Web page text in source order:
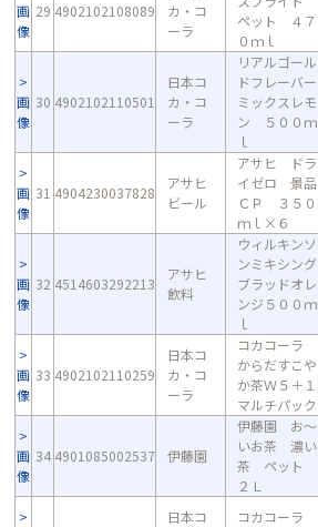
画
像
29 4902102108089
カ・コ
ーラ
ペット ４７
０ｍｌ
画
像
30 4902102110501
日本コ
カ・コ
ーラ
リアルゴール
ドフレーバー
ミックスレモ
ン ５００ｍ
ｌ
画
像
31 4904230037828
アサヒ
ビール
アサヒ ドラ
イゼロ 景品
ＣＰ ３５０
ｍｌ×６
画
像
32 4514603292213
アサヒ
飲料
ウィルキンソ
ンミキシング
ブラッドオレ
ンジ５００ｍ
ｌ
画
像
33 4902102110259
日本コ
カ・コ
ーラ
コカコーラ
からだすこや
か茶Ｗ５＋１
マルチパック
画
像
34 4901085002537 伊藤園
伊藤園 お～
いお茶 濃い
茶 ペット
２Ｌ
日本コ
コカコーラ